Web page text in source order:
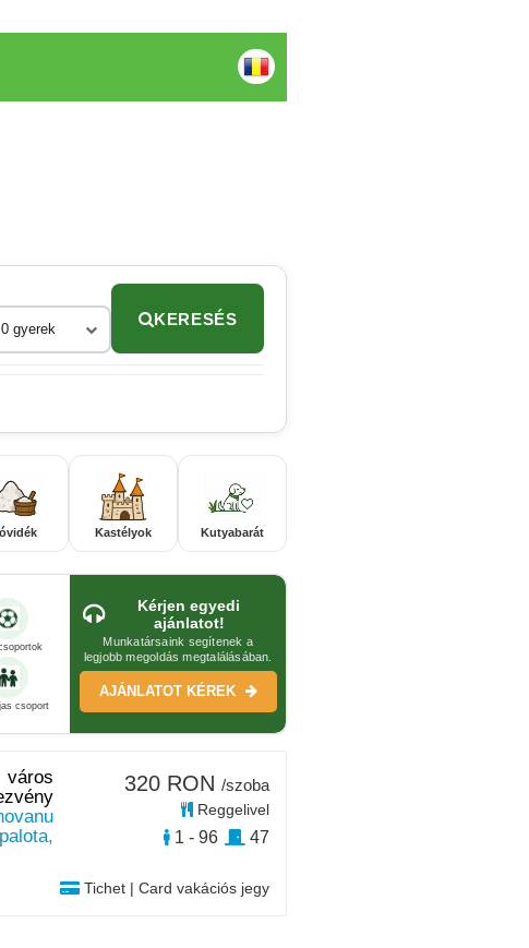
gyerek
KERESÉS
Kastélyok Kutyabarát
csoport
Kérjen egyedi
ajánlatot!
Munkatársaink segítenek a
legjobb megoldás megtalálásában.
AJÁNLATOT KÉREK
Tichet | Card vakációs jegy
320 RON /szoba
Reggelivel
1 - 96 47